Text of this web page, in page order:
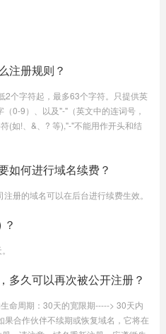
注册规则？
2个字符起，最多63个字符。只提供英
0-9）、以及"-"（英文中的连词号，
(如!、&、? 等),"-"不能用作开头和结
如何进行域名续费？
册的域名可以在后台进行续费生效。
多久可以再次被公开注册？
命周期：30天的宽限期-----> 30天内
合作伙伴不续期或恢复域名，它将在